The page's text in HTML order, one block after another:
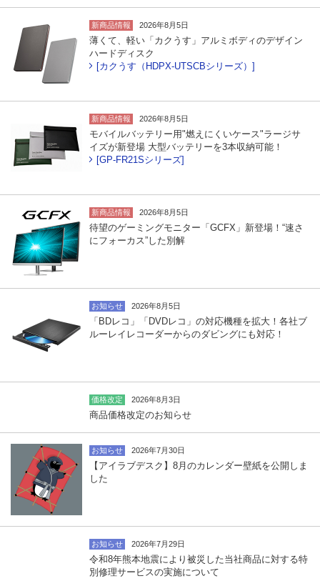
新商品情報 2026年8月5日
薄くて、軽い「カクうす」アルミボディのデザイン
ハードディスク
[カクうす（HDPX-UTSCBシリーズ）]
新商品情報 2026年8月5日
モバイルバッテリー用"燃えにくいケース"ラージサ
イズが新登場 大型バッテリーを3本収納可能！
[GP-FR21Sシリーズ]
新商品情報 2026年8月5日
待望のゲーミングモニター「GCFX」新登場！“速さ
にフォーカス”した別解
お知らせ 2026年8月5日
「BDレコ」「DVDレコ」の対応機種を拡大！各社ブ
ルーレイレコーダーからのダビングにも対応！
価格改定 2026年8月3日
商品価格改定のお知らせ
お知らせ 2026年7月30日
【アイラブデスク】8月のカレンダー壁紙を公開しま
した
お知らせ 2026年7月29日
令和8年熊本地震により被災した当社商品に対する特
別修理サービスの実施について